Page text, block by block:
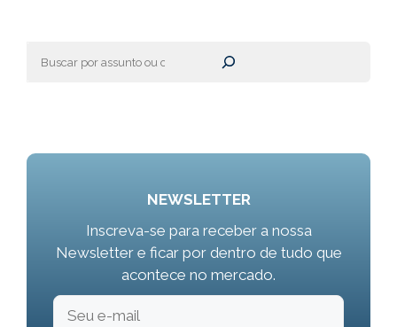
NEWSLETTER
Inscreva-se para receber a nossa
Newsletter e ficar por dentro de tudo que
acontece no mercado.